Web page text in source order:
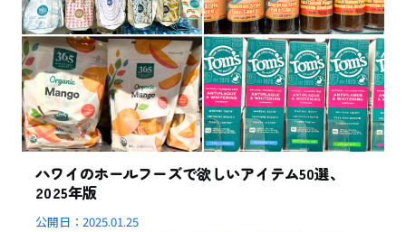
ハワイのホールフーズで欲しいアイテム50選、
2025年版
公開日：2025.01.25